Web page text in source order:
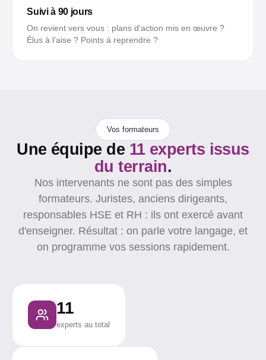
Suivi à 90 jours
On revient vers vous : plans d'action mis en œuvre ?
Élus à l'aise ? Points à reprendre ?
Vos formateurs
Une équipe de 11 experts issus
du terrain.
Nos intervenants ne sont pas des simples
formateurs. Juristes, anciens dirigeants,
responsables HSE et RH : ils ont exercé avant
d'enseigner. Résultat : on parle votre langage, et
on programme vos sessions rapidement.
11
experts au total